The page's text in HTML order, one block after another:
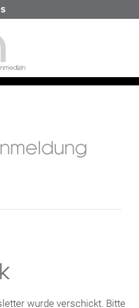
wurde verschickt. Bitte